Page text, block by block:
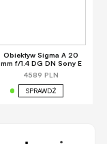
Obiektyw Sigma A 20
mm f/1.4 DG DN Sony E
4589 PLN
SPRAWDŹ